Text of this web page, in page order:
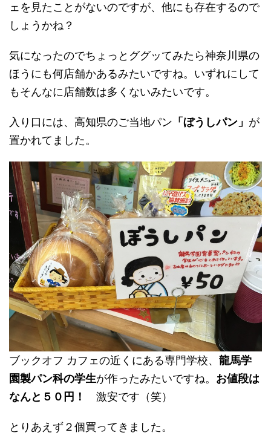
ェを見たことがないのですが、他にも存在するので
しょうかね？
気になったのでちょっとググッてみたら神奈川県の
ほうにも何店舗かあるみたいですね。いずれにして
もそんなに店舗数は多くないみたいです。
入り口には、高知県のご当地パン 「ぼうしパン」 が
置かれてました。
ブックオフ カフェの近くにある専門学校、 龍馬学
園製パン科の学生が作ったみたいですね。 お値段は
なんと５０円！ 激安です（笑）
とりあえず２個買ってきました。